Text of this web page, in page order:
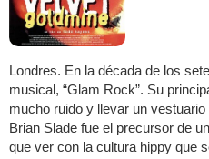
Londres. En la década de los
musical, “Glam Rock”. Su
mucho ruido y llevar un
Brian Slade fue el precursor de
que ver con la cultura hippy que